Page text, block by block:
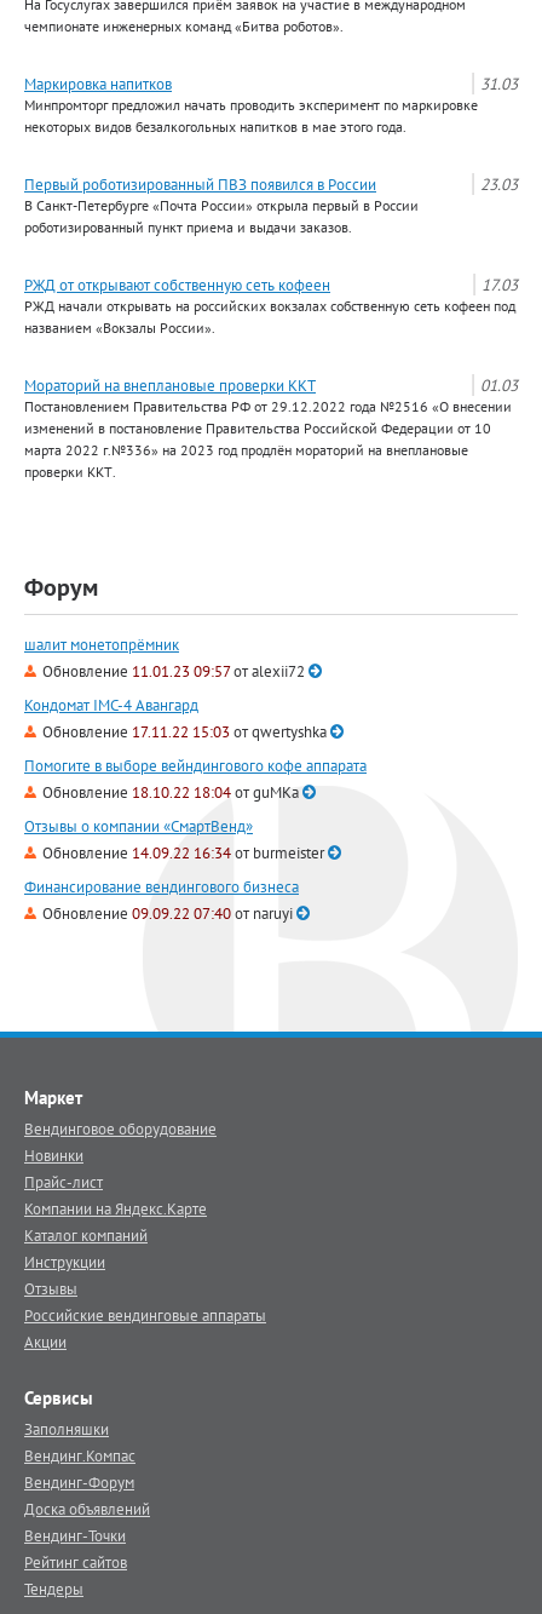
На Госуслугах завершился приём заявок на участие в международном
чемпионате инженерных команд «Битва роботов».
31.03
Маркировка напитков
Минпромторг предложил начать проводить эксперимент по маркировке
некоторых видов безалкогольных напитков в мае этого года.
23.03
Первый роботизированный ПВЗ появился в России
В Санкт-Петербурге «Почта России» открыла первый в России
роботизированный пункт приема и выдачи заказов.
17.03
РЖД от открывают собственную сеть кофеен
РЖД начали открывать на российских вокзалах собственную сеть кофеен под
названием «Вокзалы России».
01.03
Мораторий на внеплановые проверки ККТ
Постановлением Правительства РФ от 29.12.2022 года №2516 «О внесении
изменений в постановление Правительства Российской Федерации от 10
марта 2022 г.№336» на 2023 год продлён мораторий на внеплановые
проверки ККТ.
Форум
шалит монетопрёмник
Обновление 11.01.23 09:57отalexii72
Кондомат IMC-4 Авангард
Обновление 17.11.22 15:03 отqwertyshka
Помогите в выборе вейндингового кофе аппарата
Обновление 18.10.22 18:04отguMKa
Отзывы о компании «СмартВенд»
Обновление 14.09.22 16:34отburmeister
Финансирование вендингового бизнеса
Обновление 09.09.22 07:40отnaruyi
Маркет
Вендинговое оборудование
Новинки
Прайс-лист
Компании на Яндекс.Карте
Каталог компаний
Инструкции
Отзывы
Российские вендинговые аппараты
Акции
Сервисы
Заполняшки
Вендинг.Компас
Вендинг-Форум
Доска объявлений
Вендинг-Точки
Рейтинг сайтов
Тендеры